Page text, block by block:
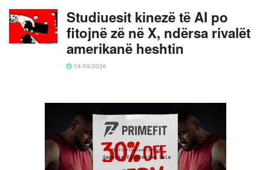
Studiuesit kinezë të AI po
fitojnë zë në X, ndërsa rivalët
amerikanë heshtin
04/08/2026